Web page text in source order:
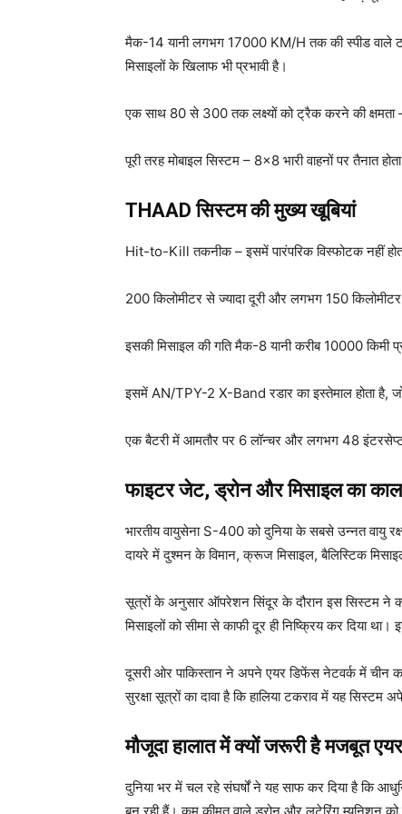
मैक-14 यानी लगभग 17000 KM/H तक की स्पीड वाले
मिसाइलों के खिलाफ भी प्रभावी है।
एक साथ 80 से 300 तक लक्ष्यों को ट्रैक करने की क्षमता
पूरी तरह मोबाइल सिस्टम – 8×8 भारी वाहनों पर तैनात
THAAD सिस्टम की मुख्य खूबियां
Hit-to-Kill तकनीक – इसमें पारंपरिक विस्फोटक नहीं
200 किलोमीटर से ज्यादा दूरी और लगभग 150
इसकी मिसाइल की गति मैक-8 यानी करीब 10000 किमी
इसमें AN/TPY-2 X-Band रडार का इस्तेमाल होता है,
एक बैटरी में आमतौर पर 6 लॉन्चर और लगभग 48
फाइटर जेट, ड्रोन और मिसाइल का काल
भारतीय वायुसेना S-400 को दुनिया के सबसे उन्नत वायु
दायरे में दुश्मन के विमान, क्रूज मिसाइल, बैलिस्टिक
सूत्रों के अनुसार ऑपरेशन सिंदूर के दौरान इस सिस्टम ने
मिसाइलों को सीमा से काफी दूर ही निष्क्रिय कर दिया
दूसरी ओर पाकिस्तान ने अपने एयर डिफेंस नेटवर्क में चीन
सुरक्षा सूत्रों का दावा है कि हालिया टकराव में यह सिस्टम
मौजूदा हालात में क्यों जरूरी है मजबूत
दुनिया भर में चल रहे संघर्षों ने यह साफ कर दिया है कि